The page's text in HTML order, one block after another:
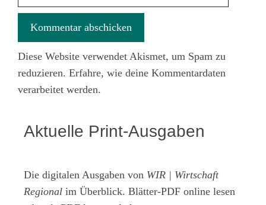
Diese Website verwendet Akismet, um Spam zu
reduzieren. Erfahre, wie deine Kommentardaten
verarbeitet werden.
Aktuelle Print-Ausgaben
Die digitalen Ausgaben von WIR | Wirtschaft
Regional im Überblick. Blätter-PDF online lesen